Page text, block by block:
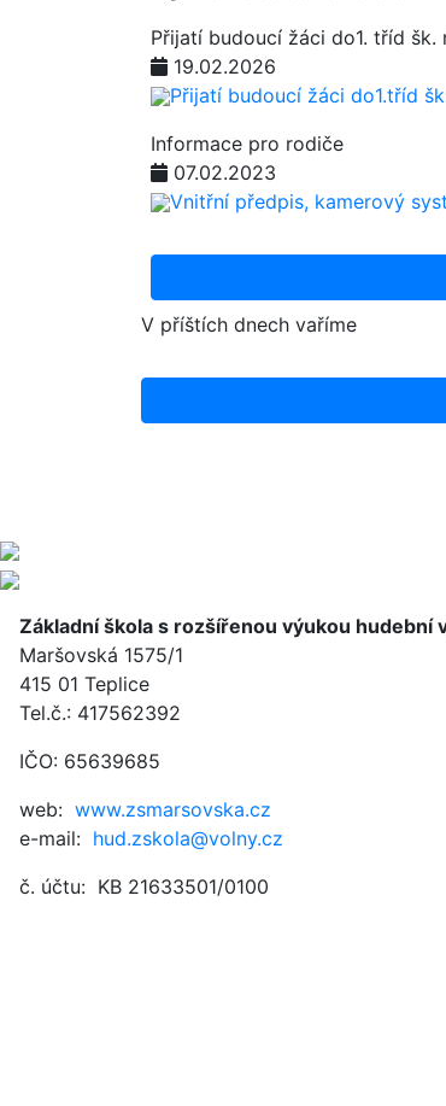
Přijatí budoucí žáci do1. tříd
19.02.2026
Přijatí budoucí žáci do1.tříd
Informace pro rodiče
07.02.2023
Vnitřní předpis, kamerový
V příštích dnech vaříme
Základní škola s rozšířenou výukou hudební
Maršovská 1575/1
415 01 Teplice
Tel.č.: 417562392
IČO: 65639685
web: www.zsmarsovska.cz
e-mail: hud.zskola@volny.cz
č. účtu: KB 21633501/0100